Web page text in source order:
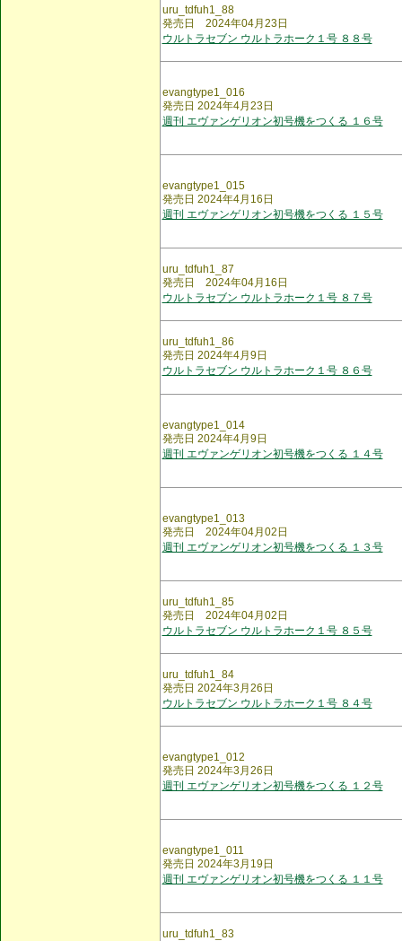
uru_tdfuh1_88
発売日 2024年04月23日
ウルトラセブン ウルトラホーク１号 ８８号
evangtype1_016
発売日 2024年4月23日
週刊 エヴァンゲリオン初号機をつくる １６号
evangtype1_015
発売日 2024年4月16日
週刊 エヴァンゲリオン初号機をつくる １５号
uru_tdfuh1_87
発売日 2024年04月16日
ウルトラセブン ウルトラホーク１号 ８７号
uru_tdfuh1_86
発売日 2024年4月9日
ウルトラセブン ウルトラホーク１号 ８６号
evangtype1_014
発売日 2024年4月9日
週刊 エヴァンゲリオン初号機をつくる １４号
evangtype1_013
発売日 2024年04月02日
週刊 エヴァンゲリオン初号機をつくる １３号
uru_tdfuh1_85
発売日 2024年04月02日
ウルトラセブン ウルトラホーク１号 ８５号
uru_tdfuh1_84
発売日 2024年3月26日
ウルトラセブン ウルトラホーク１号 ８４号
evangtype1_012
発売日 2024年3月26日
週刊 エヴァンゲリオン初号機をつくる １２号
evangtype1_011
発売日 2024年3月19日
週刊 エヴァンゲリオン初号機をつくる １１号
uru_tdfuh1_83